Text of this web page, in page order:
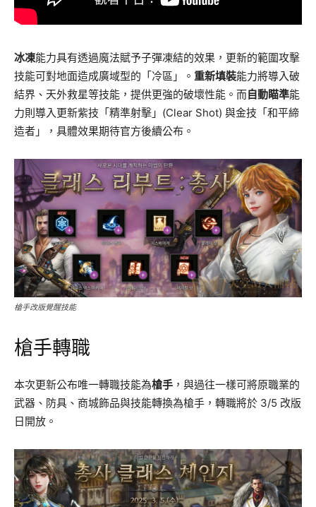
冰凍能力具有透過魔法賦予子彈凍結的效果，更新的範圍攻擊
技能可對地面造成廣域型的「冷區」。 重新填裝能力將導入破
結界、天外救星等技能，提供更強的破壞性能。而自動瞄準能
力則導入更新紫技「精準射擊」(Clear Shot) 與金技「和平締
造者」，具體效果期待官方後續公布。
槍手改版覺醒技能
槍手轉職
本次更新公布唯一轉職技能為槍手 ，與過往一樣可將原職業的
武器、防具、商城飾品與技能轉換為槍手，轉職將於 3/5 改版
日開放。